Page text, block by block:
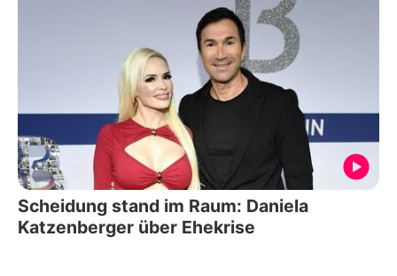
Scheidung stand im Raum: Daniela
Katzenberger über Ehekrise